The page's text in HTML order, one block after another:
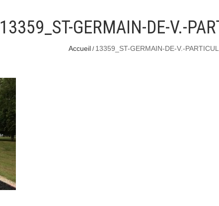
13359_ST-GERMAIN-DE-V.-
Accueil 13359_ST-GERMAIN-DE-V.-